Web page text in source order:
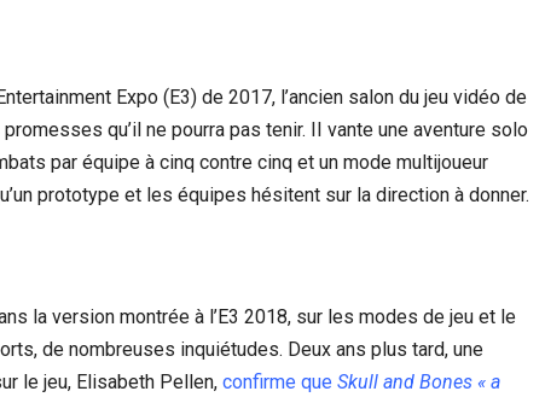
Expo (E3) de 2017, l’ancien salon du jeu vidéo de
qu’il ne pourra pas tenir. II vante une aventure solo
par équipe à cinq contre cinq et un mode multijoueur
prototype et les équipes hésitent sur la direction à donner.
la version montrée à l’E3 2018, sur les modes de jeu et le
de nombreuses inquiétudes. Deux ans plus tard, une
le jeu, Elisabeth Pellen, confirme que Skull and Bones « a